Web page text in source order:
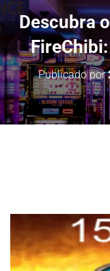
Descubra
Publicado por